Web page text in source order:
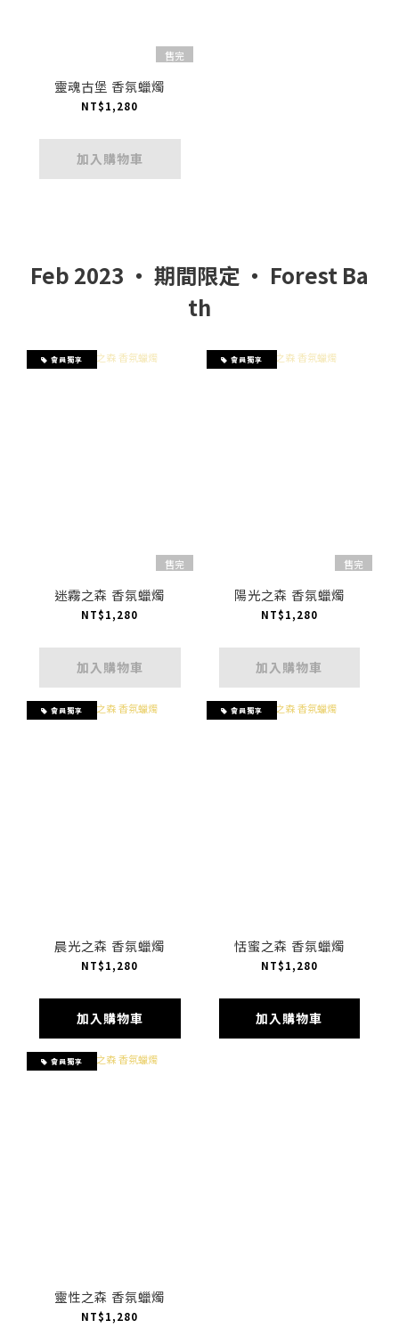
售完
靈魂古堡 香氛蠟燭
NT$1,280
加入購物車
Feb 2023 ‧ 期間限定 ‧ Forest Ba
th
會員獨享
售完
迷霧之森 香氛蠟燭
NT$1,280
加入購物車
會員獨享
售完
陽光之森 香氛蠟燭
NT$1,280
加入購物車
會員獨享
晨光之森 香氛蠟燭
NT$1,280
加入購物車
會員獨享
恬蜜之森 香氛蠟燭
NT$1,280
加入購物車
會員獨享
靈性之森 香氛蠟燭
NT$1,280